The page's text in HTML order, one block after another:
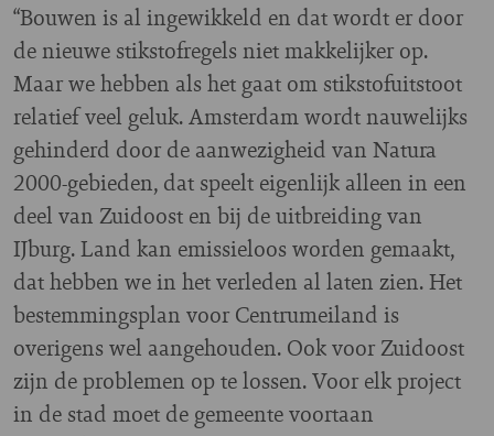
“Bouwen is al ingewikkeld en dat wordt er door
de nieuwe stikstofregels niet makkelijker op.
Maar we hebben als het gaat om stikstofuitstoot
relatief veel geluk. Amsterdam wordt nauwelijks
gehinderd door de aanwezigheid van Natura
2000-gebieden, dat speelt eigenlijk alleen in een
deel van Zuidoost en bij de uitbreiding van
IJburg. Land kan emissieloos worden gemaakt,
dat hebben we in het verleden al laten zien. Het
bestemmingsplan voor Centrumeiland is
overigens wel aangehouden. Ook voor Zuidoost
zijn de problemen op te lossen. Voor elk project
in de stad moet de gemeente voortaan